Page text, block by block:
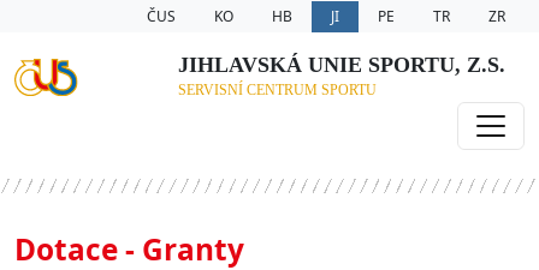
ČUS KO HB JI PE TR ZR
JIHLAVSKÁ UNIE SPORTU, Z.S.
SERVISNÍ CENTRUM SPORTU
Dotace - Granty